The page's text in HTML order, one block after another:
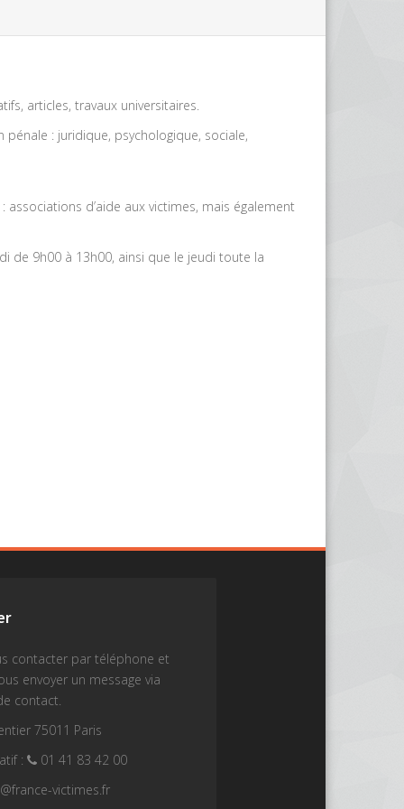
articles, travaux universitaires.
: juridique, psychologique, sociale,
d’aide aux victimes, mais également
de 9h00 à 13h00, ainsi que le jeudi toute la
contacter par téléphone et
envoyer un message via
contact.
75011 Paris
:
01 41 83 42 00
victimes.fr